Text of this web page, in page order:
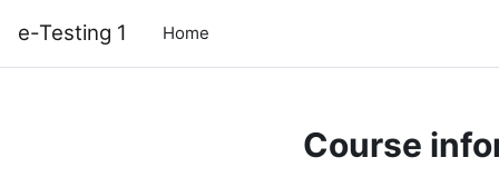
e-Testing 1 Home
Course